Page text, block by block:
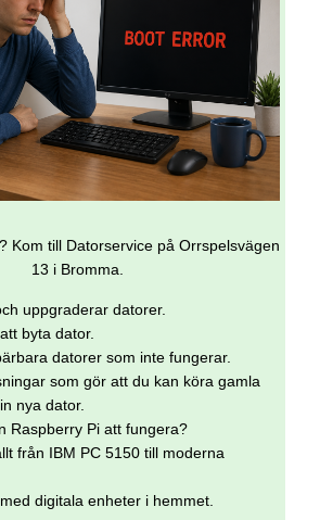
Kom till Datorservice på Orrspelsvägen
13 i Bromma.
uppgraderar datorer.
byta dator.
datorer som inte fungerar.
som gör att du kan köra gamla
nya dator.
Raspberry Pi att fungera?
från IBM PC 5150 till moderna
digitala enheter i hemmet.